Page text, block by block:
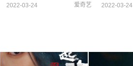
2022-03-24 爱奇艺 2022-03-24